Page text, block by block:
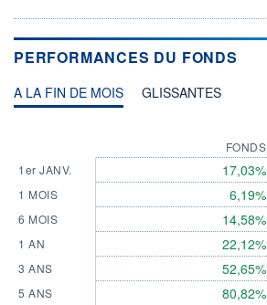
PERFORMANCES DU FONDS
A LA FIN DE MOIS GLISSANTES
1er JANV.
1 MOIS
6 MOIS
1 AN
3 ANS
5 ANS
FONDS
17,03%
6,19%
14,58%
22,12%
52,65%
80,82%